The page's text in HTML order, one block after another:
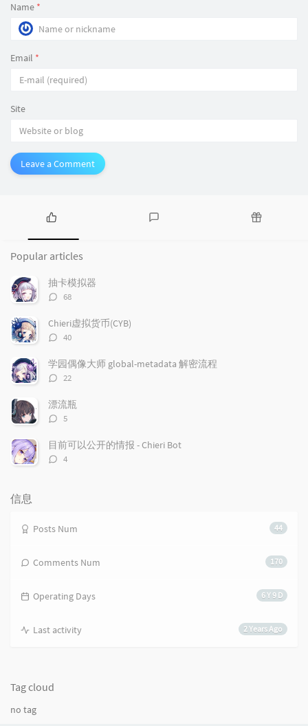
Name *
Email *
Site
Leave a Comment
P
p
u
l
a
r
a
r
t
i
l
e
m
Popular articles
抽卡模拟器
评
数：
68
Chieri虚拟货币(CYB)
评
数：
40
学园偶像大师 global-metadata 解密流程
评
数：
22
漂流瓶
评
数：
5
目前可以公开的情报 - Chieri Bot
评
4
信息
44
Posts Num
170
Comments Num
6 Y 9 D
Operating Days
2 Years Ago
Last activity
Tag cloud
no tag